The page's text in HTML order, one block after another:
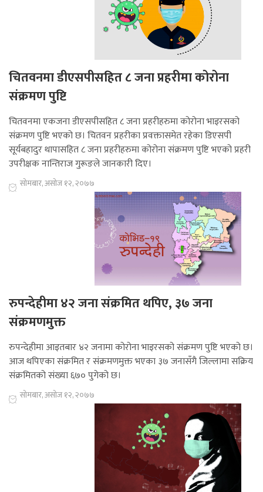
चितवनमा डीएसपीसहित ८ जना प्रहरीमा कोरोना
संक्रमण पुष्टि
चितवनमा एकजना डीएसपीसहित ८ जना प्रहरीहरुमा कोरोना भाइरसको
संक्रमण पुष्टि भएको छ। चितवन प्रहरीका प्रवक्तासमेत रहेका डिएसपी
सूर्यबहादुर थापासहित ८ जना प्रहरीहरुमा कोरोना संक्रमण पुष्टि भएको प्रहरी
उपरीक्षक नान्तिराज गुरूङले जानकारी दिए।
सोमबार, असोज १२, २०७७
रुपन्देहीमा ४२ जना संक्रमित थपिए, ३७ जना
संक्रमणमुक्त
रुपन्देहीमा आइतबार ४२ जनामा कोरोना भाइरसको संक्रमण पुष्टि भएको छ।
आज थपिएका संक्रमित र संक्रमणमुक्त भएका ३७ जनासँगै जिल्लामा सक्रिय
संक्रमितको संख्या ६७० पुगेको छ।
सोमबार, असोज १२, २०७७